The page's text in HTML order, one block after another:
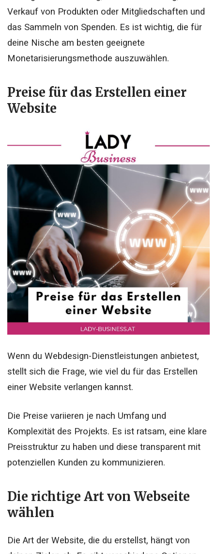
Verkauf von Produkten oder Mitgliedschaften und
das Sammeln von Spenden. Es ist wichtig, die für
deine Nische am besten geeignete
Monetarisierungsmethode auszuwählen.
Preise für das Erstellen einer
Website
Wenn du Webdesign-Dienstleistungen anbietest,
stellt sich die Frage, wie viel du für das Erstellen
einer Website verlangen kannst.
Die Preise variieren je nach Umfang und
Komplexität des Projekts. Es ist ratsam, eine klare
Preisstruktur zu haben und diese transparent mit
potenziellen Kunden zu kommunizieren.
Die richtige Art von Webseite
wählen
Die Art der Website, die du erstellst, hängt von